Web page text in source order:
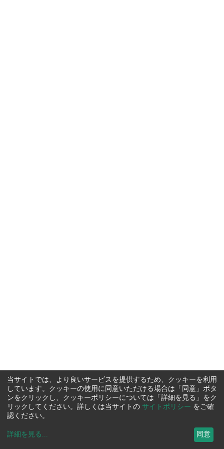
当サイトでは、より良いサービスを提供するため、クッキーを利用
しています。クッキーの使用に同意いただける場合は「同意」ボタ
ンをクリックし、クッキーポリシーについては「詳細を見る」をク
リックしてください。詳しくは当サイトの サイトポリシー をご確
認ください。
詳細を見る ... 同意